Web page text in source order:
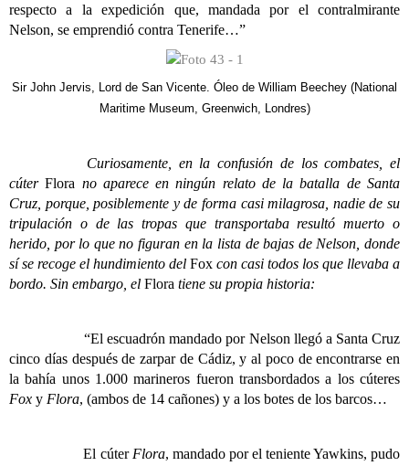
respecto a la expedición que, mandada por el contralmirante
Nelson, se emprendió contra Tenerife…”
Sir John Jervis, Lord de San Vicente. Óleo de William Beechey (National
Maritime Museum, Greenwich, Londres)
Curiosamente, en la confusión de los combates, el
cúterFlora no aparece en ningún relato de la batalla de Santa
Cruz, porque, posiblemente y de forma casi milagrosa, nadie de su
tripulación o de las tropas que transportaba resultó muerto o
herido, por lo que no figuran en la lista de bajas de Nelson, donde
sí se recoge el hundimiento del Fox con casi todos los que llevaba a
bordo. Sin embargo, el Flora tiene su propia historia:
“El escuadrón mandado por Nelson llegó a Santa Cruz
cinco días después de zarpar de Cádiz, y al poco de encontrarse en
la bahía unos 1.000 marineros fueron transbordados a los cúteres
Fox y Flora, (ambos de 14 cañones) y a los botes de los barcos…
El cúter Flora, mandado por el teniente Yawkins, pudo